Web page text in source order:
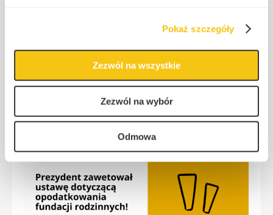
Pokaż szczegóły
Zezwól na wszystkie
Zezwól na wybór
Odmowa
dotyczącą opodatkowania
fundacji rodzinnych! – Co to
oznacza i dlaczego podjął taką
decyzję?
Anna Wąsiewska
Fundacja Rodzinna